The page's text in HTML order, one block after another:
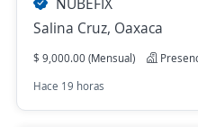
Salina Cruz, Oaxaca
$ 9,000.00 (Mensual)
Hace 19 horas